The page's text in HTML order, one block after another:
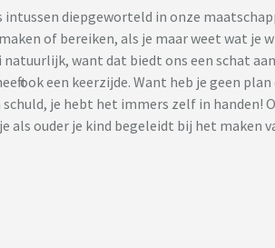
intussen diepgeworteld in onze
of bereiken, als je maar weet wat je
want dat biedt ons een schat
ook een keerzijde. Want heb je geen
je hebt het immers zelf in handen!
als ouder je kind begeleidt bij het maken